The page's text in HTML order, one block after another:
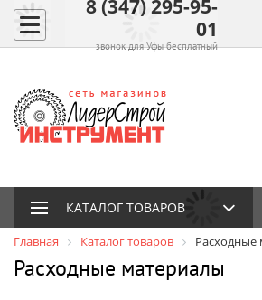
8 (347) 295-95-
01
звонок для Уфы бесплатный
КАТАЛОГ ТОВАРОВ
Главная Каталог товаров Расходные
Расходные материалы